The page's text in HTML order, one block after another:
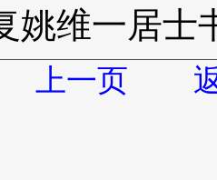
姚维一居士
上一页